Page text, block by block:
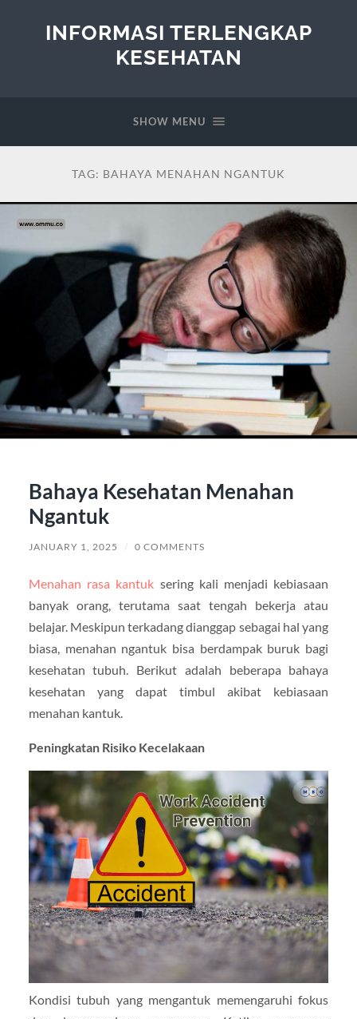
INFORMASI TERLENGKAP
KESEHATAN
SHOW MENU
TAG: BAHAYA MENAHAN NGANTUK
Bahaya Kesehatan Menahan
Ngantuk
JANUARY 1, 2025 / 0 COMMENTS
Menahan rasa kantuk sering kali menjadi kebiasaan
banyak orang, terutama saat tengah bekerja atau
belajar. Meskipun terkadang dianggap sebagai hal yang
biasa, menahan ngantuk bisa berdampak buruk bagi
kesehatan tubuh. Berikut adalah beberapa bahaya
kesehatan yang dapat timbul akibat kebiasaan
menahan kantuk.
Peningkatan Risiko Kecelakaan
Kondisi tubuh yang mengantuk memengaruhi fokus